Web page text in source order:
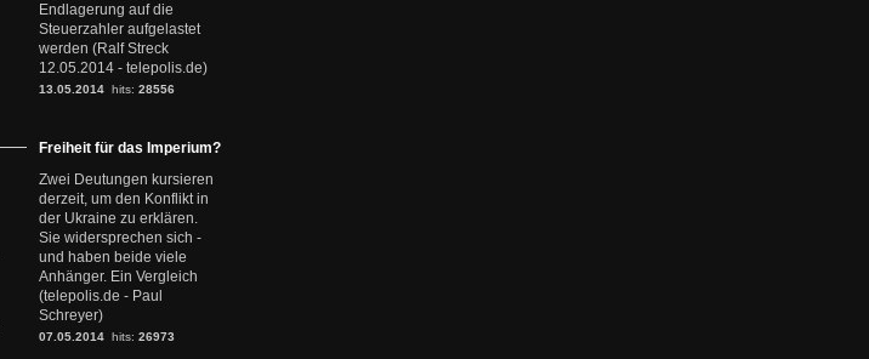
Endlagerung auf die
Steuerzahler aufgelastet
werden (Ralf Streck
12.05.2014 - telepolis.de)
13.05.2014 hits: 28556
Freiheit für das Imperium?
Zwei Deutungen kursieren
derzeit, um den Konflikt in
der Ukraine zu erklären.
Sie widersprechen sich -
und haben beide viele
Anhänger. Ein Vergleich
(telepolis.de - Paul
Schreyer)
07.05.2014 hits: 26973